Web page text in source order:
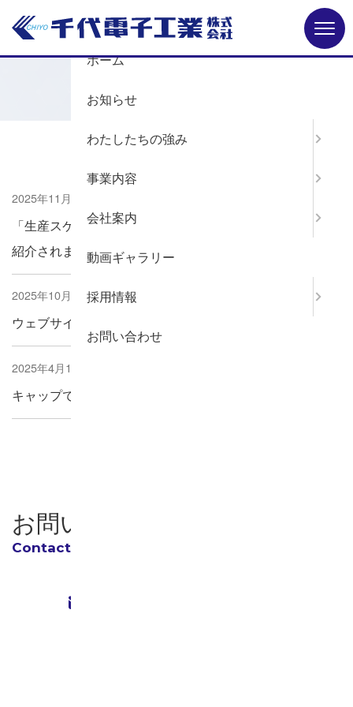
2025年
2025年11月10日
「生産スケジューラAsprova」の導入事例が公式サイトで
紹介されました
2025年10月15日
ウェブサイトをリニューアルいたしました
2025年4月1日
キャップでつなぐ未来！ 社員のエコ寄付活動
お問い合わせ
Menu
ホーム
お知らせ
わたしたちの強み
事業内容
会社案内
動画ギャラリー
採用情報
お問い合わせ